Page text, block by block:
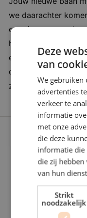
flexibel
we daarachter
ervaring en een
heb je een duwtje in
een zinvolle
doorgronden we jou
zoeken jullie écht?
Deze
van
We gebruiken
advertenties
verkeer te
informatie
met onze
die deze
informatie die
die zij
van hun
Strikt
noodzakelijk